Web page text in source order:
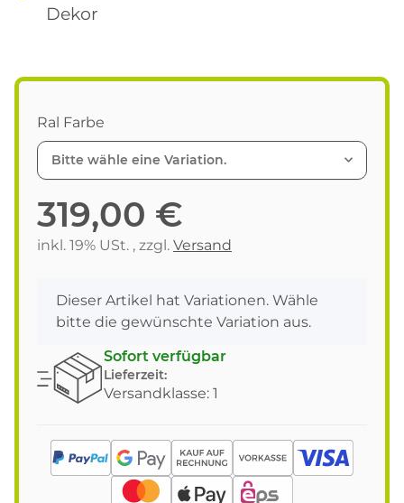
Dekor
Ral Farbe
Bitte wähle eine Variation.
319,00 €
inkl. 19% USt. , zzgl. Versand
x
Dieser Artikel hat Variationen. Wähle
bitte die gewünschte Variation aus.
Sofort verfügbar
Lieferzeit:
Versandklasse: 1